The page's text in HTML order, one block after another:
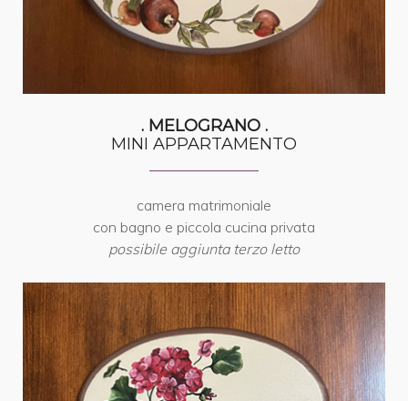
. MELOGRANO .
MINI APPARTAMENTO
camera matrimoniale
con bagno e piccola cucina privata
possibile aggiunta terzo letto